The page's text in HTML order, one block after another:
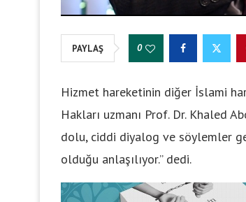
PAYLAŞ 0
Hizmet hareketinin diğer İslami
Hakları uzmanı Prof. Dr. Khaled
dolu, ciddi diyalog ve söylemler
olduğu anlaşılıyor.” dedi.